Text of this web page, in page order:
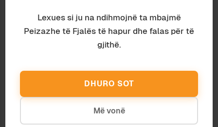
Lexues si ju na ndihmojnë ta mbajmë
Peizazhe të Fjalës të hapur dhe falas për të
gjithë.
DHURO SOT
Më vonë